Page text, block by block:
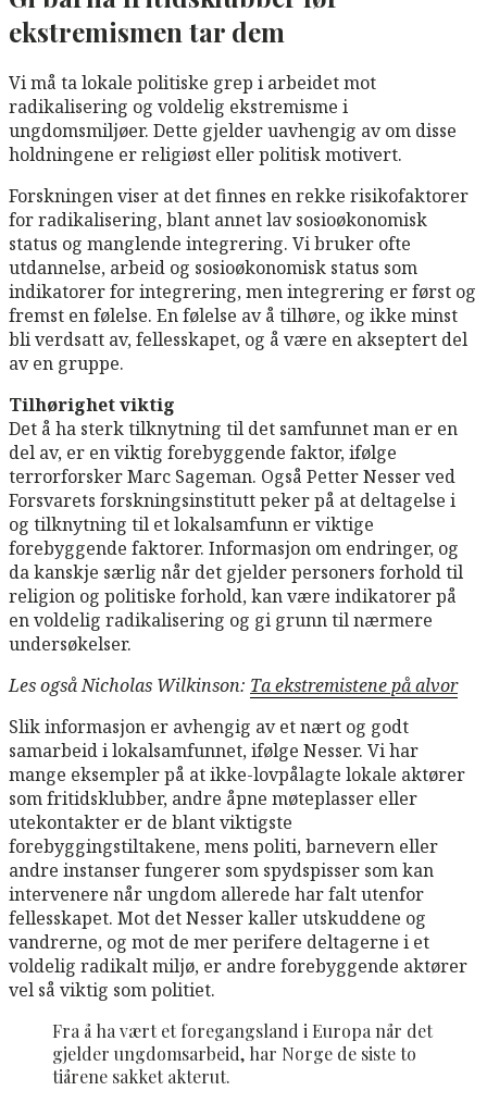
ekstremismen tar dem
Vi må ta lokale politiske grep i arbeidet mot
radikalisering og voldelig ekstremisme i
ungdomsmiljøer. Dette gjelder uavhengig av om disse
holdningene er religiøst eller politisk motivert.
Forskningen viser at det finnes en rekke risikofaktorer
for radikalisering, blant annet lav sosioøkonomisk
status og manglende integrering. Vi bruker ofte
utdannelse, arbeid og sosioøkonomisk status som
indikatorer for integrering, men integrering er først og
fremst en følelse. En følelse av å tilhøre, og ikke minst
bli verdsatt av, fellesskapet, og å være en akseptert del
av en gruppe.
Tilhørighet viktig
Det å ha sterk tilknytning til det samfunnet man er en
del av, er en viktig forebyggende faktor, ifølge
terrorforsker Marc Sageman. Også Petter Nesser ved
Forsvarets forskningsinstitutt peker på at deltagelse i
og tilknytning til et lokalsamfunn er viktige
forebyggende faktorer. Informasjon om endringer, og
da kanskje særlig når det gjelder personers forhold til
religion og politiske forhold, kan være indikatorer på
en voldelig radikalisering og gi grunn til nærmere
undersøkelser.
Les også Nicholas Wilkinson: Ta ekstremistene på alvor
Slik informasjon er avhengig av et nært og godt
samarbeid i lokalsamfunnet, ifølge Nesser. Vi har
mange eksempler på at ikke-lovpålagte lokale aktører
som fritidsklubber, andre åpne møteplasser eller
utekontakter er de blant viktigste
forebyggingstiltakene, mens politi, barnevern eller
andre instanser fungerer som spydspisser som kan
intervenere når ungdom allerede har falt utenfor
fellesskapet. Mot det Nesser kaller utskuddene og
vandrerne, og mot de mer perifere deltagerne i et
voldelig radikalt miljø, er andre forebyggende aktører
vel så viktig som politiet.
Fra å ha vært et foregangsland i Europa når det
gjelder ungdomsarbeid, har Norge de siste to
tiårene sakket akterut.